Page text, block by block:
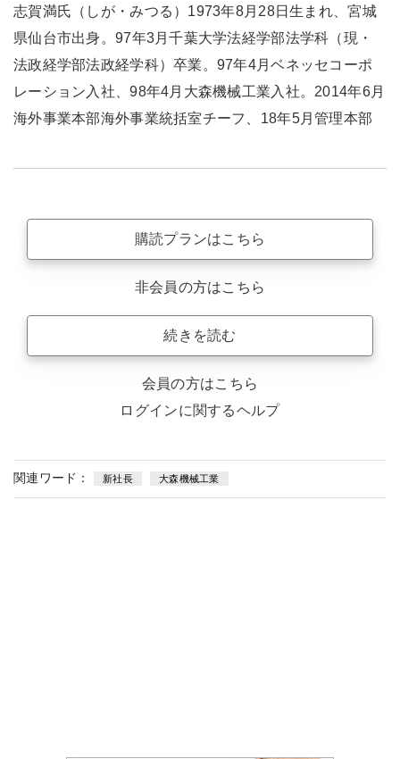
志賀満氏（しが・みつる）1973年8月28日生まれ、宮城
県仙台市出身。97年3月千葉大学法経学部法学科（現・
法政経学部法政経学科）卒業。97年4月ベネッセコーポ
レーション入社、98年4月大森機械工業入社。2014年6月
海外事業本部海外事業統括室チーフ、18年5月管理本部
購読プランはこちら
非会員の方はこちら
続きを読む
会員の方はこちら
ログインに関するヘルプ
関連ワード： 新社長 大森機械工業